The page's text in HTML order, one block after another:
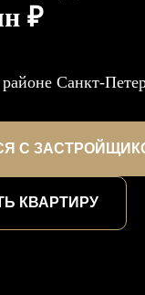
₽
Санкт-
С
КВАРТИРУ